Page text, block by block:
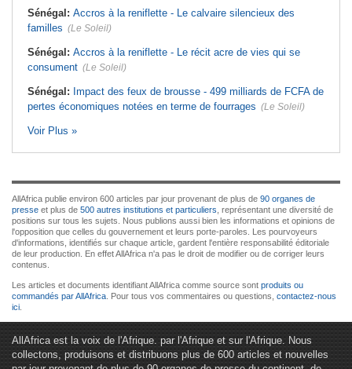
Sénégal: Accros à la reniflette - Le calvaire silencieux des
familles (Le Soleil)
Sénégal: Accros à la reniflette - Le récit acre de vies qui se
consument (Le Soleil)
Sénégal: Impact des feux de brousse - 499 milliards de FCFA de
pertes économiques notées en terme de fourrages (Le Soleil)
Voir Plus »
AllAfrica publie environ 600 articles par jour provenant de plus de 90 organes de
presse et plus de 500 autres institutions et particuliers , représentant une diversité de
positions sur tous les sujets. Nous publions aussi bien les informations et opinions de
l'opposition que celles du gouvernement et leurs porte-paroles. Les pourvoyeurs
d'informations, identifiés sur chaque article, gardent l'entière responsabilité éditoriale
de leur production. En effet AllAfrica n'a pas le droit de modifier ou de corriger leurs
contenus.
Les articles et documents identifiant AllAfrica comme source sont produits ou
commandés par AllAfrica . Pour tous vos commentaires ou questions, contactez-nous
ici
AllAfrica est la voix de l'Afrique. par l'Afrique et sur l'Afrique. Nous
collectons, produisons et distribuons plus de 600 articles et nouvelles